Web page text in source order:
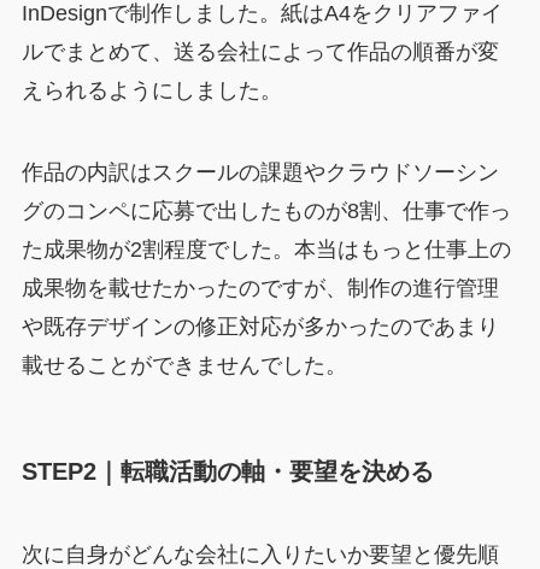
InDesignで制作しました。紙はA4をクリアファイ
ルでまとめて、送る会社によって作品の順番が変
えられるようにしました。
作品の内訳はスクールの課題やクラウドソーシン
グのコンペに応募で出したものが8割、仕事で作っ
た成果物が2割程度でした。本当はもっと仕事上の
成果物を載せたかったのですが、制作の進行管理
や既存デザインの修正対応が多かったのであまり
載せることができませんでした。
STEP2｜転職活動の軸・要望を決める
次に自身がどんな会社に入りたいか要望と優先順